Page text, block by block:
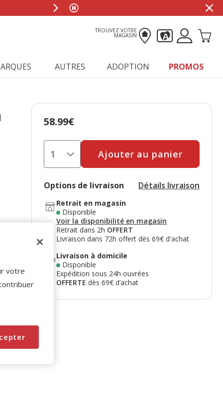
TROUVEZ VOTRE
MAGASIN
AUTRES ADOPTION PROMOS
Prix 58.99€
58.99€
Ajouter au panier
Options de livraison Détails livraison
Retrait en magasin
Disponible
Voir la disponibilité en magasin
Retrait dans 2h OFFERT
Livraison dans 72h offert dès 69€ d'achat
Livraison à domicile
Disponible
Expédition sous 24h ouvrées
OFFERTEdès 69€ d’achat
votre